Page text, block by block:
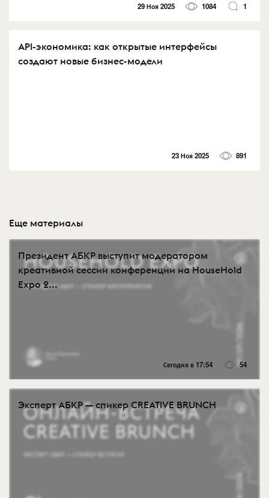
29 Ноя 2025 1084 1
API-экономика: как открытые интерфейсы
создают новые бизнес-модели
23 Ноя 2025 891
Еще материалы
Президент АБКР выступит модератором
креативной сессии конференции на HouseHold
Expo 2...
Сегодня в 17:54 54
Эксперт АБКР — спикер CREATIVE BRUNCH